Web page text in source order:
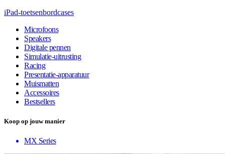
iPad-toetsenbordcases
Microfoons
Speakers
Digitale pennen
Simulatie-uitrusting
Racing
Presentatie-apparatuur
Muismatten
Accessoires
Bestsellers
Koop op jouw manier
MX Series